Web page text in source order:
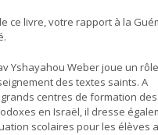
ce livre, votre rapport à la
Yshayahou Weber joue un rôle
des textes saints. A
grands centres de formation des
en Israël, il dresse
scolaires pour les élèves